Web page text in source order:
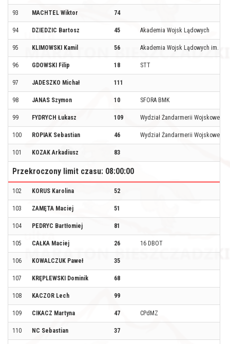
93 MACHTEL Wiktor 74
94 DZIEDZIC Bartosz 45 Akademia Wojsk Lądowych
95 KLIMOWSKI Kamil 56 Akademia Wojsk Lądowych im.
96 GDOWSKI Filip 18 STT
97 JADESZKO Michał 111
98 JANAS Szymon 10 SFORA BMK
99 FYDRYCH Łukasz 109 Wydział Żandarmerii Wojskowej w
100 ROPIAK Sebastian 46 Wydział Żandarmerii Wojskowej w
101 KOZAK Arkadiusz 83
Przekroczony limit czasu: 08:00:00
102 KORUS Karolina 52
103 ZAMĘTA Maciej 51
104 PEDRYC Bartłomiej 81
105 CAŁKA Maciej 26 16 DBOT
106 KOWALCZUK Paweł 35
107 KRĘPLEWSKI Dominik 68
108 KACZOR Lech 99
109 CIKACZ Martyna 47 CPdMZ
110 NC Sebastian 37